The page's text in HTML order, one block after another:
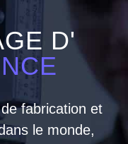
D'
fabrication et
le monde,